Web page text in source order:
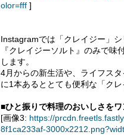
olor=fff ]
Instagramでは「クレイジー」
『クレイジーソルト』のみで
します。
4月からの新生活や、ライフス
に1本あるととても便利な「ク
■ひと振りで料理のおいしさを
[画像3: https://
8f1ca233af-